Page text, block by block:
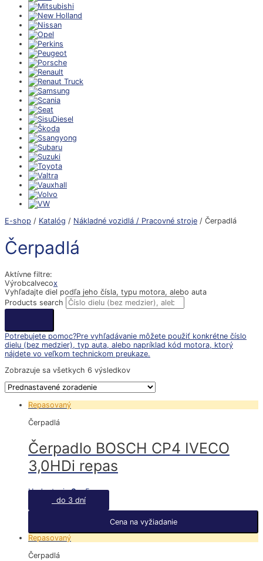
E-shop / Katalóg / Nákladné vozidlá / Pracovné stroje / Čerpadlá
Čerpadlá
Aktívne filtre:
VýrobcaIvecox
Vyhľadajte diel podľa jeho čísla, typu motora, alebo auta
Products search
Potrebujete pomoc?Pre vyhľadávanie môžete použiť konkrétne číslo
dielu (bez medzier), typ auta, alebo napríklad kód motora, ktorý
nájdete vo veľkom technickom preukaze.
Zobrazuje sa všetkych 6 výsledkov
Repasovaný
Čerpadlá
Čerpadlo BOSCH CP4 IVECO
3,0HDi repas
Hodnotenie0z 5
do 3 dní
Cena na vyžiadanie
Repasovaný
Čerpadlá